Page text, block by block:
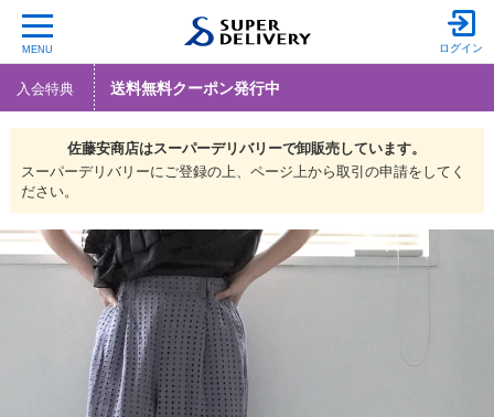
MENU ログイン
入会特典 送料無料クーポン発行中
佐藤安商店はスーパーデリバリーで卸販売しています。
スーパーデリバリーにご登録の上、ページ上から取引の申請をしてく
ださい。